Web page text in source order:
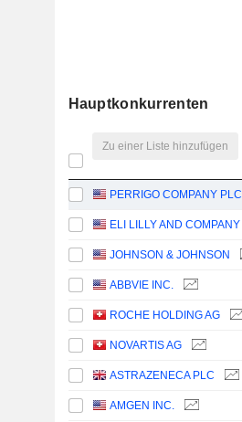
Hauptkonkurrenten
Zu einer Liste hinzufügen
PERRIGO COMPANY PLC
ELI LILLY AND COMPANY
JOHNSON & JOHNSON
ABBVIE INC.
ROCHE HOLDING AG
NOVARTIS AG
ASTRAZENECA PLC
AMGEN INC.